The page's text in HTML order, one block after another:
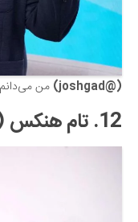
(@joshgad) من
12. تام هنکس (Tom Hanks)